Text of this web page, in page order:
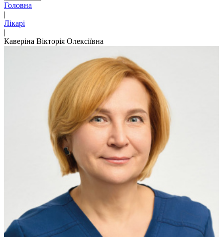
Головна
|
Лікарі
|
Каверіна Вікторія Олексіївна